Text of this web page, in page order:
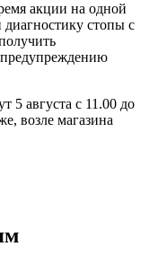
акции на одной
стопы с
предупреждению
5 августа с 11.00 до
возле магазина